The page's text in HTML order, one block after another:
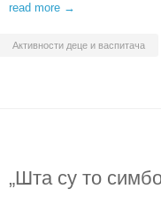
read more →
Активности деце и васпитача
„Шта су то